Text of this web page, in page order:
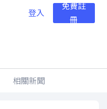
登入
免費註
冊
相關新聞